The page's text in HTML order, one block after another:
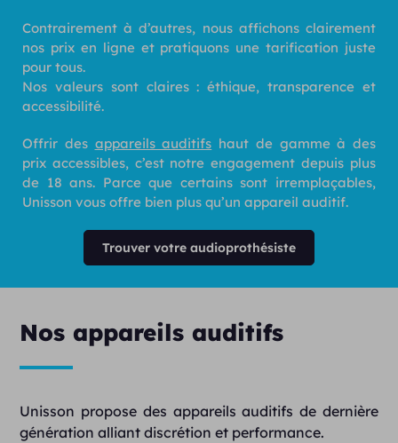
Contrairement à d’autres, nous affichons clairement
nos prix en ligne et pratiquons une tarification juste
pour tous.
Nos valeurs sont claires : éthique, transparence et
accessibilité.
Offrir des appareils auditifs haut de gamme à des
prix accessibles, c’est notre engagement depuis plus
de 18 ans. Parce que certains sont irremplaçables,
Unisson vous offre bien plus qu’un appareil auditif.
Trouver votre audioprothésiste
Nos appareils auditifs
Unisson propose des appareils auditifs de dernière
génération alliant discrétion et performance.